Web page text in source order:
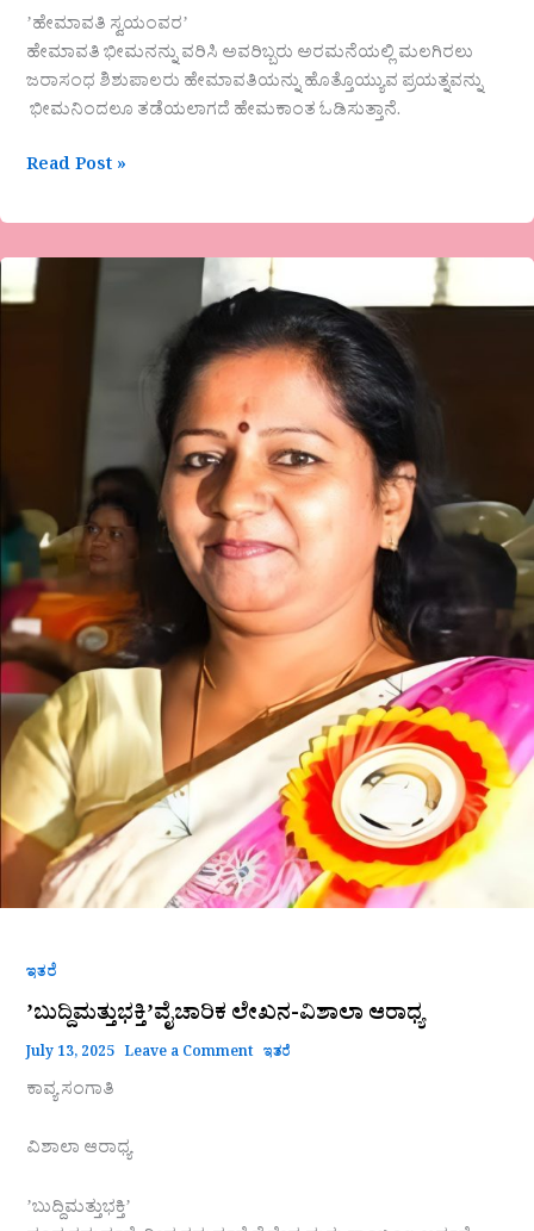
ʼಹೇಮಾವತಿ ಸ್ವಯಂವರʼ
ಹೇಮಾವತಿ ಭೀಮನನ್ನು ವರಿಸಿ ಅವರಿಬ್ಬರು ಅರಮನೆಯಲ್ಲಿ ಮಲಗಿರಲು
ಜರಾಸಂಧ ಶಿಶುಪಾಲರು ಹೇಮಾವತಿಯನ್ನು ಹೊತ್ತೊಯ್ಯುವ ಪ್ರಯತ್ನವನ್ನು
ಭೀಮನಿಂದಲೂ ತಡೆಯಲಾಗದೆ ಹೇಮಕಾಂತ ಓಡಿಸುತ್ತಾನೆ.
Read Post »
ಇತರೆ
ʼಬುದ್ದಿಮತ್ತುಭಕ್ತಿʼವೈಚಾರಿಕ ಲೇಖನ-ವಿಶಾಲಾ ಆರಾಧ್ಯ
July 13, 2025 Leave a Comment ಇತರೆ
ಕಾವ್ಯ ಸಂಗಾತಿ
ವಿಶಾಲಾ ಆರಾಧ್ಯ
ʼಬುದ್ದಿಮತ್ತುಭಕ್ತಿʼ
ʼಬುದ್ದಿಮತ್ತುಭಕ್ತಿʼವೈಚಾರಿಕ
ಲೇಖನ-